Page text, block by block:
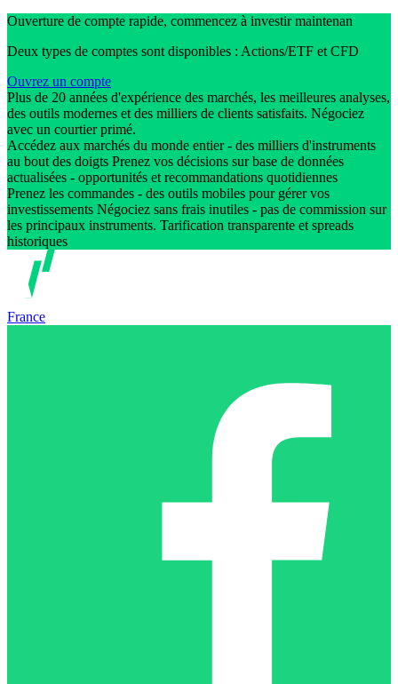
Ouverture de compte rapide, commencez à investir maintenan
Deux types de comptes sont disponibles : Actions/ETF et CFD
Ouvrez un compte
Plus de 20 années d'expérience des marchés, les meilleures analyses,
des outils modernes et des milliers de clients satisfaits. Négociez
avec un courtier primé.
Accédez aux marchés du monde entier - des milliers d'instruments
au bout des doigts Prenez vos décisions sur base de données
actualisées - opportunités et recommandations quotidiennes
Prenez les commandes - des outils mobiles pour gérer vos
investissements Négociez sans frais inutiles - pas de commission sur
les principaux instruments. Tarification transparente et spreads
historiques
France